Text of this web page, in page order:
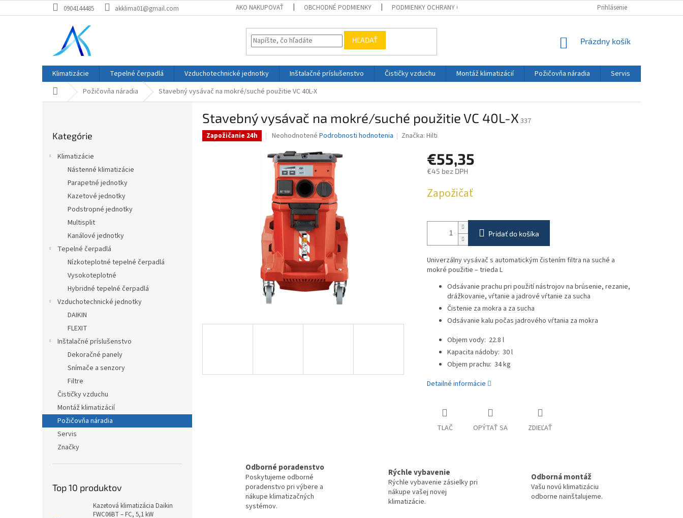
na
0904144485 akklima01@gmail.com AKO NAKUPOVAŤ OBCHODNÉ PODMIENKY PODMIENKY OCHRANY OSOBNÝCH ÚDAJOV Prihlásenie
HĽADAŤ
NÁKUPNÝ
Prázdny košík
Klimatizácie Tepelné čerpadlá Vzduchotechnické jednotky Inštalačné príslušenstvo Čističky vzduchu Montáž klimatizácií Požičovňa náradia Servis
DomovPožičovňa náradia Stavebný vysávač na mokré/suché použitie VC 40L-X
kategórie
Kategórie
Klimatizácie
Nástenné klimatizácie
Parapetné jednotky
Kazetové jednotky
Podstropné jednotky
Multisplit
Kanálové jednotky
Tepelné čerpadlá
Nízkoteplotné tepelné čerpadlá
Vysokoteplotné
Hybridné tepelné čerpadlá
Vzduchotechnické jednotky
DAIKIN
FLEXIT
Inštalačné príslušenstvo
Dekoračné panely
Snímače a senzory
Filtre
Čističky vzduchu
Montáž klimatizácií
Požičovňa náradia
Servis
Značky
Top 10 produktov
Kazetová klimatizácia Daikin
FWC06BT – FC, 5,1 kW
Stavebný vysávač na mokré/suché použitie VC 40L-X 337
Zapožičanie 24h
Priemerné
produktu
je
0,0
5
hviezdičiek.
Neohodnotené Podrobnosti hodnotenia Značka:Hilti
€55,35
€45 bez DPH
cena:
Zapožičať
Pridať do košíka
Univerzálny vysávač s automatickým čistením filtra na suché a
mokré použitie – trieda L
Odsávanie prachu pri použití nástrojov na brúsenie, rezanie,
drážkovanie, vŕtanie a jadrové vŕtanie za sucha
Čistenie za mokra a za sucha
Odsávanie kalu počas jadrového vŕtania za mokra
Objem vody: 22.8 l
Kapacita nádoby: 30 l
Objem prachu: 34 kg
Detailné informácie
TLAČ OPÝTAŤ SA ZDIEĽAŤ
Odborné poradenstvo
Poskytujeme odborné
poradenstvo pri výbere a
nákupe klimatizačných
systémov.
Rýchle vybavenie
Rýchle vybavenie zásielky pri
nákupe vašej novej
klimatizácie.
Odborná montáž
Vašu novú klimatizáciu
odborne nainštalujeme.